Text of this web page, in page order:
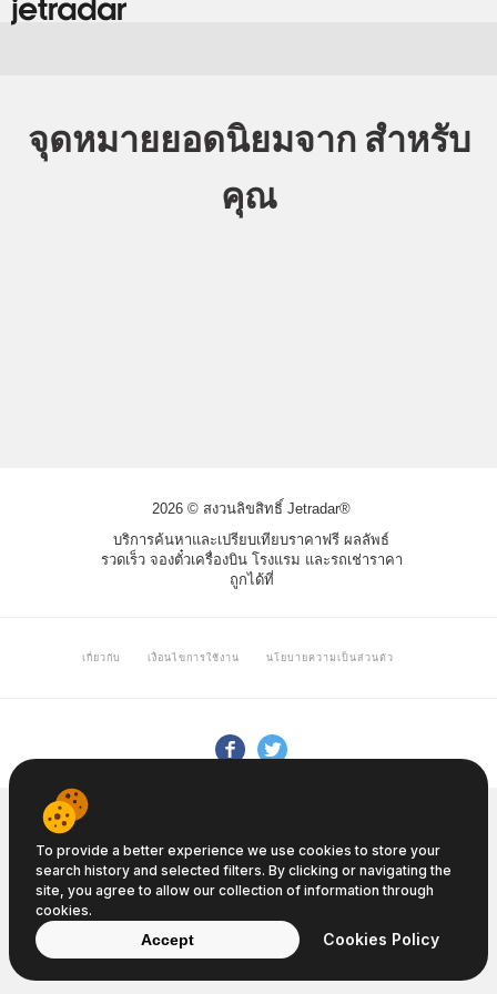
จุดหมายยอดนิยมจาก สำหรับ
คุณ
2026 © สงวนลิขสิทธิ์ Jetradar®
บริการค้นหาและเปรียบเทียบราคาฟรี ผลลัพธ์
รวดเร็ว จองตั๋วเครื่องบิน โรงแรม และรถเช่าราคา
ถูกได้ที่
เกี่ยวกับ เงื่อนไขการใช้งาน นโยบายความเป็นส่วนตัว
To provide a better experience we use cookies to store your
search history and selected filters. By clicking or navigating the
site, you agree to allow our collection of information through
cookies.
Accept Cookies Policy